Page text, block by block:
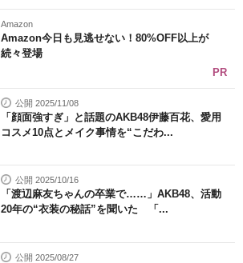
Amazon
Amazon今日も見逃せない！80%OFF以上が
続々登場
PR
公開 2025/11/08
「顔面強すぎ」と話題のAKB48伊藤百花、愛用
コスメ10点とメイク事情を“こだわ...
公開 2025/10/16
「渡辺麻友ちゃんの卒業で……」AKB48、活動
20年の“衣装の秘話”を聞いた 「...
公開 2025/08/27